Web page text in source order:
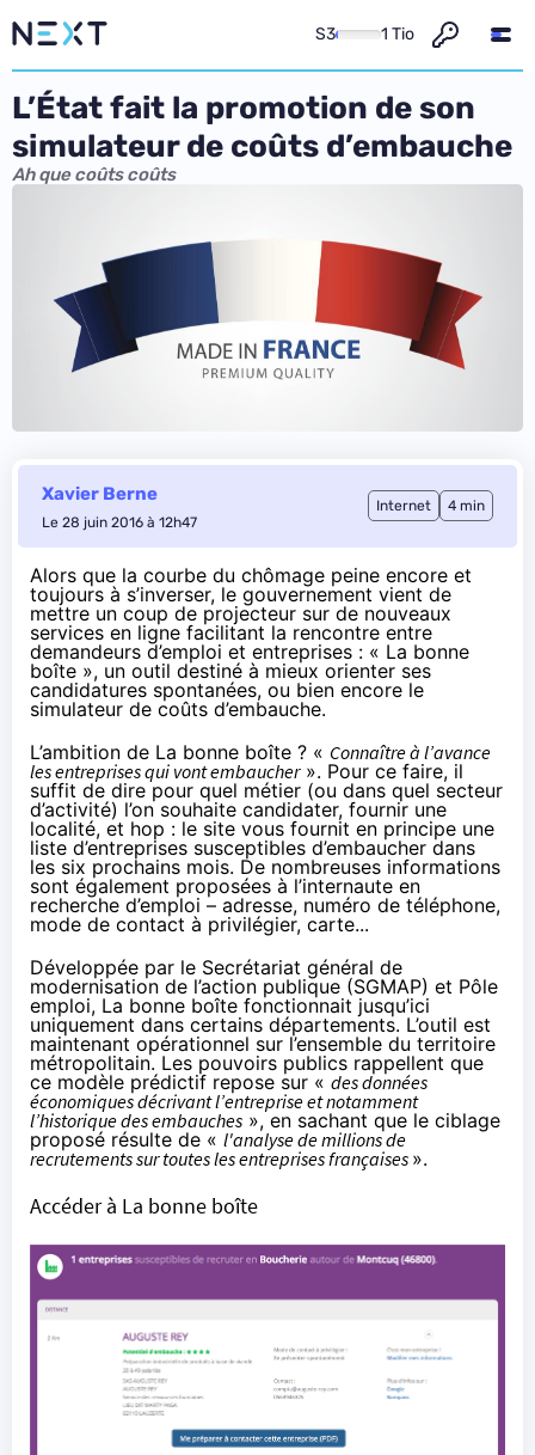
S3 1 Tio
L’État fait la promotion de son
simulateur de coûts d’embauche
Ah que coûts coûts
Xavier Berne
Le 28 juin 2016 à 12h47
Internet 4 min
Alors que la courbe du chômage peine encore et
toujours à s’inverser, le gouvernement vient de
mettre un coup de projecteur sur de nouveaux
services en ligne facilitant la rencontre entre
demandeurs d’emploi et entreprises : « La bonne
boîte », un outil destiné à mieux orienter ses
candidatures spontanées, ou bien encore le
simulateur de coûts d’embauche.
L’ambition de La bonne boîte ? « Connaître à l’avance
les entreprises qui vont embaucher». Pour ce faire, il
suffit de dire pour quel métier (ou dans quel secteur
d’activité) l’on souhaite candidater, fournir une
localité, et hop : le site vous fournit en principe une
liste d’entreprises susceptibles d’embaucher dans
les six prochains mois. De nombreuses informations
sont également proposées à l’internaute en
recherche d’emploi – adresse, numéro de téléphone,
mode de contact à privilégier, carte...
Développée par le Secrétariat général de
modernisation de l’action publique (SGMAP) et Pôle
emploi, La bonne boîte fonctionnait jusqu’ici
uniquement dans certains départements. L’outil est
maintenant opérationnel sur l’ensemble du territoire
métropolitain. Les pouvoirs publics rappellent que
ce modèle prédictif repose sur « des données
économiques décrivant l’entreprise et notamment
l’historique des embauches », en sachant que le ciblage
proposé résulte de « l'analyse de millions de
recrutements sur toutes les entreprises françaises ».
Accéder à La bonne boîte